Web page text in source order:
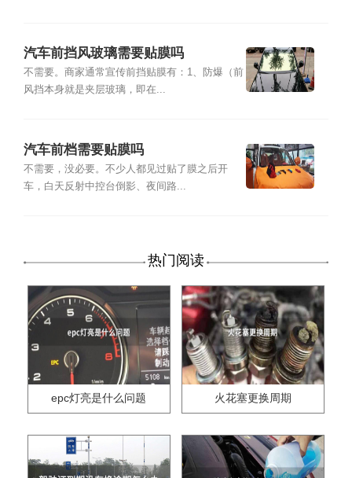
汽车前挡风玻璃需要贴膜吗
不需要。商家通常宣传前挡贴膜有：1、防爆（前
风挡本身就是夹层玻璃，即在...
汽车前档需要贴膜吗
不需要，没必要。不少人都见过贴了膜之后开
车，白天反射中控台倒影、夜间路...
热门阅读
epc灯亮是什么问题 火花塞更换周期